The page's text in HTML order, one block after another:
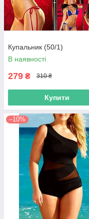
Купальник (50/1)
В наявності
279 ₴ 310 ₴
Купити
–10%